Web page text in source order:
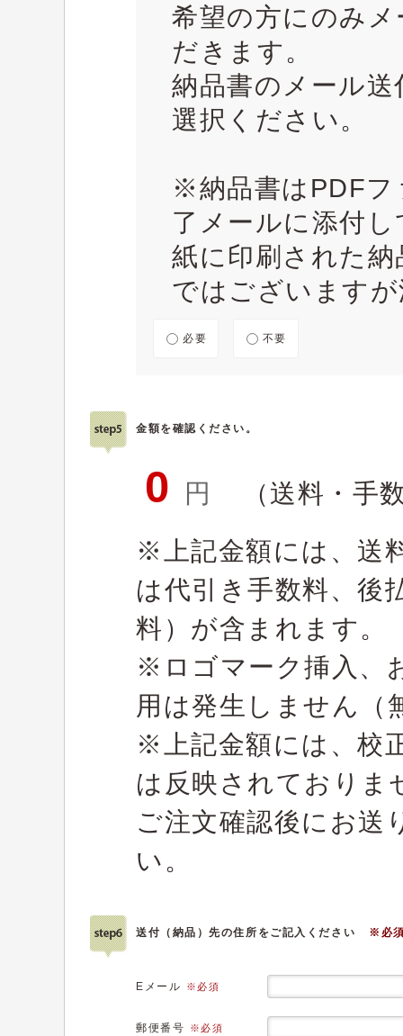
希望の方にのみ
だきます。
納品書のメール
選択ください。
※納品書はPDFフ
了メールに添付
紙に印刷された
ではございます
必要 不要
金額を確認ください。
0 円
（送料・手
※上記金額には、送
は代引き手数料、後
料）が含まれます。
※ロゴマーク挿入、
用は発生しません（
※上記金額には、校
は反映されておりま
ご注文確認後にお送
い。
送付（納品）先の住所をご記入ください ※必
Eメール ※必須
郵便番号 ※必須